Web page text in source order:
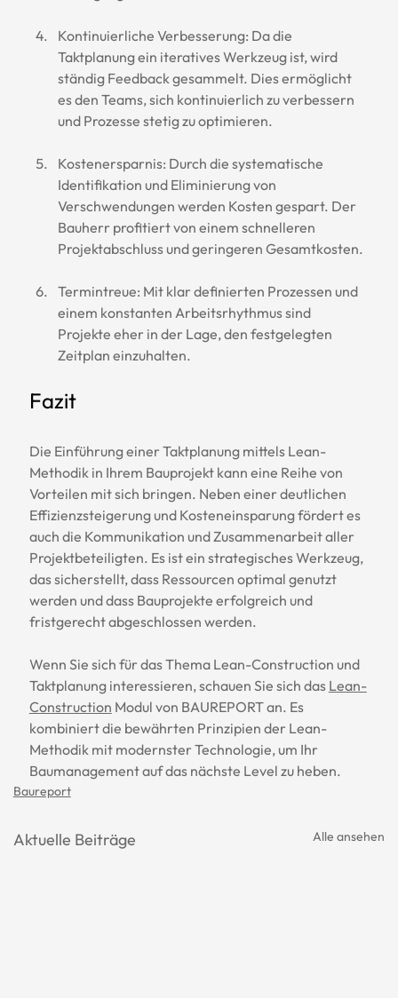
Kontinuierliche Verbesserung: Da die
Taktplanung ein iteratives Werkzeug ist, wird
ständig Feedback gesammelt. Dies ermöglicht
es den Teams, sich kontinuierlich zu verbessern
und Prozesse stetig zu optimieren.
Kostenersparnis: Durch die systematische
Identifikation und Eliminierung von
Verschwendungen werden Kosten gespart. Der
Bauherr profitiert von einem schnelleren
Projektabschluss und geringeren Gesamtkosten.
Termintreue: Mit klar definierten Prozessen und
einem konstanten Arbeitsrhythmus sind
Projekte eher in der Lage, den festgelegten
Zeitplan einzuhalten.
Fazit
Die Einführung einer Taktplanung mittels Lean-
Methodik in Ihrem Bauprojekt kann eine Reihe von
Vorteilen mit sich bringen. Neben einer deutlichen
Effizienzsteigerung und Kosteneinsparung fördert es
auch die Kommunikation und Zusammenarbeit aller
Projektbeteiligten. Es ist ein strategisches Werkzeug,
das sicherstellt, dass Ressourcen optimal genutzt
werden und dass Bauprojekte erfolgreich und
fristgerecht abgeschlossen werden.
Wenn Sie sich für das Thema Lean-Construction und
Taktplanung interessieren, schauen Sie sich das Lean-
Construction Modul von BAUREPORT an. Es
kombiniert die bewährten Prinzipien der Lean-
Methodik mit modernster Technologie, um Ihr
Baumanagement auf das nächste Level zu heben.
Baureport
Aktuelle Beiträge Alle ansehen